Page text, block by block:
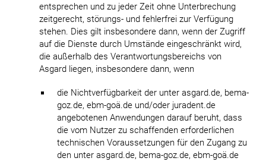
entsprechen und zu jeder Zeit ohne Unterbrechung
zeitgerecht, störungs- und fehlerfrei zur Verfügung
stehen. Dies gilt insbesondere dann, wenn der Zugriff
auf die Dienste durch Umstände eingeschränkt wird,
die außerhalb des Verantwortungsbereichs von
Asgard liegen, insbesondere dann, wenn
die Nichtverfügbarkeit der unter asgard.de, bema-
goz.de, ebm-goä.de und/oder juradent.de
angebotenen Anwendungen darauf beruht, dass
die vom Nutzer zu schaffenden erforderlichen
technischen Voraussetzungen für den Zugang zu
den unter asgard.de, bema-goz.de, ebm-goä.de